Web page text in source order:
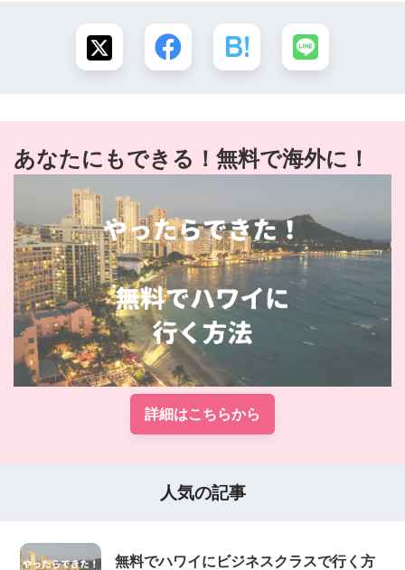
あなたにもできる！無料で海外に！
詳細はこちらから
人気の記事
無料でハワイにビジネスクラスで行く方